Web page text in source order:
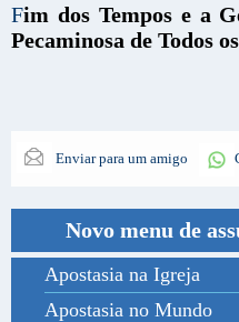
Fim dos Tempos e a
Pecaminosa de Todos
Enviar para um amigo
Novo menu de
Apostasia na Igreja
Apostasia no Mundo